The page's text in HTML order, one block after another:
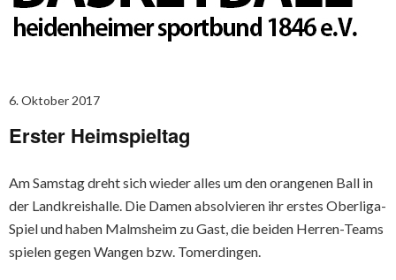
6. Oktober 2017
Erster Heimspieltag
Am Samstag dreht sich wieder alles um den orangenen Ball in
der Landkreishalle. Die Damen absolvieren ihr erstes Oberliga-
Spiel und haben Malmsheim zu Gast, die beiden Herren-Teams
spielen gegen Wangen bzw. Tomerdingen.